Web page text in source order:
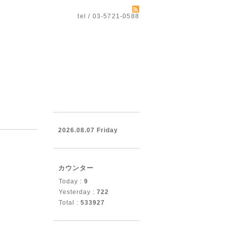
tel / 03-5721-0588
2026.08.07 Friday
カウンター
Today : 9
Yesterday : 722
Total : 533927